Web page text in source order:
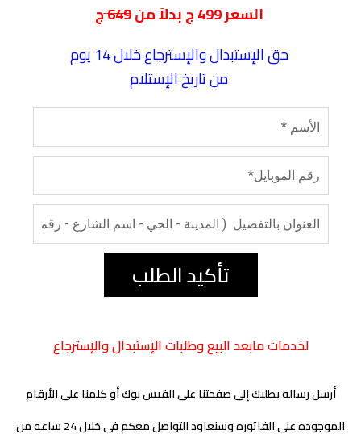
السعر 499 ج بدلاً من 649ج
حق الإستبدال والإسترجاع خلال 14 يوم
تأكيد الطلب
لخدمات مابعد البيع وطلبات الإستبدال والإسترجاع
أرسل رساله بطلبك إلى صفحتنا على الفيس بوك أو كلمنا على الأرقام
الموجوده على الفاتوره وسنعاود التواصل معكم فى خلال 24 ساعه من